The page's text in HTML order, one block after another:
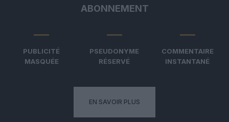
ABONNEMENT
PUBLICITÉ
MASQUÉE
PSEUDONYME
RÉSERVÉ
COMMENTAIRE
INSTANTANÉ
EN SAVOIR PLUS